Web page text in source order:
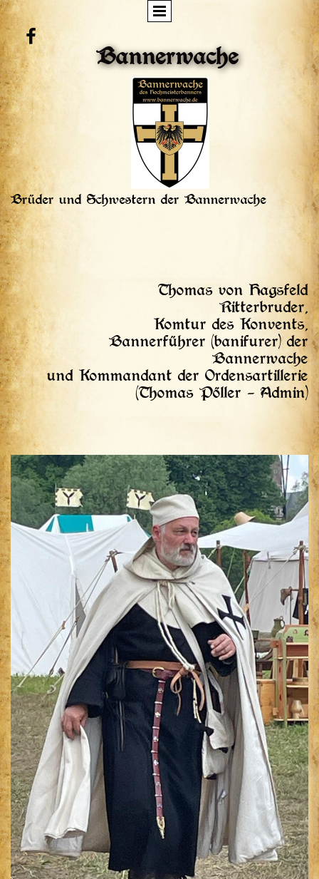

Bannerwache
Brüder und Schwestern der Bannerwache
Thomas von Hagsfeld
Ritterbruder,
Komtur des Konvents,
Bannerführer (banifurer) der
Bannerwache
und Kommandant der Ordensartillerie
(Thomas Pöller – Admin)